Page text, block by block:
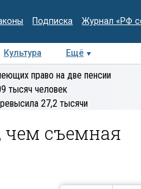
Подписка Журнал «РФ
Культура Ещё
Колумнисты
Деловая
право на две пенсии
тысяч человек
27,2 тысячи
чем съемная